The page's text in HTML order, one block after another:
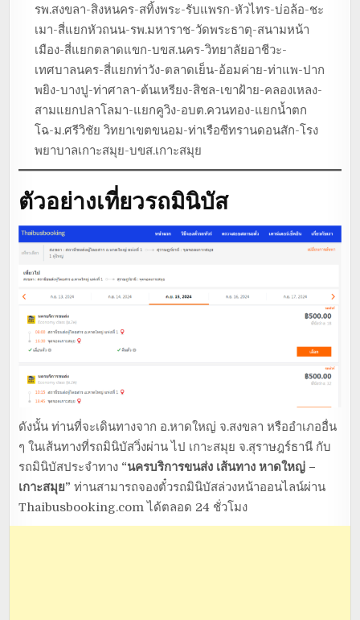
รพ.สงขลา-สิงหนคร-สทิ้งพระ-รับแพรก-หัวไทร-บ่อล้อ-ชะ
เมา-สี่แยกหัวถนน-รพ.มหาราช-วัดพระธาตุ-สนามหน้า
เมือง-สี่แยกตลาดแขก-บขส.นคร-วิทยาลัยอาชีวะ-
เทศบาลนคร-สี่แยกท่าวัง-ตลาดเย็น-อ้อมค่าย-ท่าแพ-ปาก
พยิง-บางปู-ท่าศาลา-ต้นเหรียง-สิชล-เขาฝ้าย-คลองเหลง-
สามแยกปลาโลมา-แยกคูวิง-อบต.ควนทอง-แยกน้ำตก
โฉ-ม.ศรีวิชัย วิทยาเขตขนอม-ท่าเรือซีทรานดอนสัก-โรง
พยาบาลเกาะสมุย-บขส.เกาะสมุย
ตัวอย่างเที่ยวรถมินิบัส
ดังนั้น ท่านที่จะเดินทางจาก อ.หาดใหญ่ จ.สงขลา หรืออำเภออื่น
ๆ ในเส้นทางที่รถมินิบัสวิ่งผ่าน ไป เกาะสมุย จ.สุราษฎร์ธานี กับ
รถมินิบัสประจำทาง “นครบริการขนส่ง เส้นทาง หาดใหญ่ –
เกาะสมุย” ท่านสามารถจองตั๋วรถมินิบัสล่วงหน้าออนไลน์ผ่าน
Thaibusbooking.com ได้ตลอด 24 ชั่วโมง